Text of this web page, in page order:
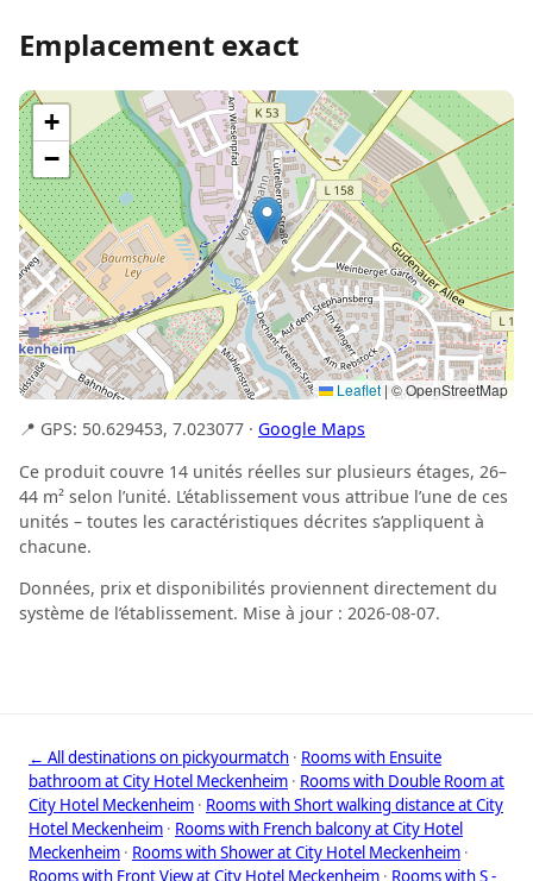
Emplacement exact
+
−
Leaflet | © OpenStreetMap
📍 GPS: 50.629453, 7.023077 · Google Maps
Ce produit couvre 14 unités réelles sur plusieurs étages, 26–
44 m² selon l’unité. L’établissement vous attribue l’une de ces
unités – toutes les caractéristiques décrites s’appliquent à
chacune.
Données, prix et disponibilités proviennent directement du
système de l’établissement. Mise à jour : 2026-08-07.
← All destinations on pickyourmatch · Rooms with Ensuite
bathroom at City Hotel Meckenheim · Rooms with Double Room at
City Hotel Meckenheim · Rooms with Short walking distance at City
Hotel Meckenheim · Rooms with French balcony at City Hotel
Meckenheim · Rooms with Shower at City Hotel Meckenheim ·
Rooms with Front View at City Hotel Meckenheim · Rooms with S -